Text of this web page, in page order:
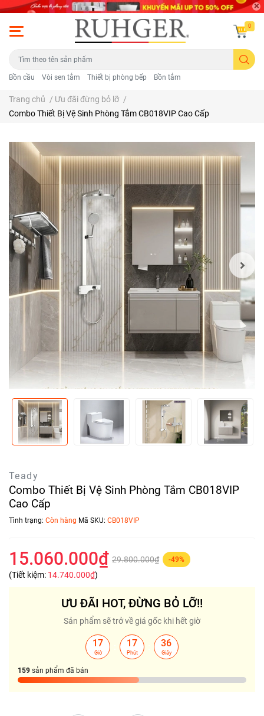
Bồn cầu Vòi sen tắm Thiết bị phòng bếp Bồn tắm
0
Trang chủ / Ưu đãi đừng bỏ lỡ /
Combo Thiết Bị Vệ Sinh Phòng Tắm CB018VIP Cao Cấp
Teady
Combo Thiết Bị Vệ Sinh Phòng Tắm CB018VIP
Cao Cấp
Tình trạng: Còn hàng Mã SKU: CB018VIP
15.060.000₫ 29.800.000₫ -49%
(Tiết kiệm: 14.740.000₫)
ƯU ĐÃI HOT, ĐỪNG BỎ LỠ!!
Sản phẩm sẽ trở về giá gốc khi hết giờ
17
Giờ
17
Phút
34
Giây
159 sản phẩm đã bán